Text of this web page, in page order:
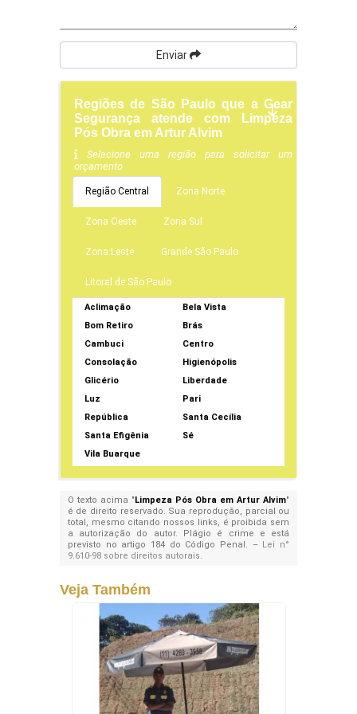
Enviar
Regiões de São Paulo que a Gear
Segurança atende com Limpeza
Pós Obra em Artur Alvim
Selecione uma região para solicitar um
orçamento
Região Central Zona Norte
Zona Oeste Zona Sul
Zona Leste Grande São Paulo
Litoral de São Paulo
Aclimação
Bela Vista
Bom Retiro
Brás
Cambuci
Centro
Consolação
Higienópolis
Glicério
Liberdade
Luz
Pari
República
Santa Cecília
Santa Efigênia
Sé
Vila Buarque
O texto acima "Limpeza Pós Obra em Artur Alvim"
é de direito reservado. Sua reprodução, parcial ou
total, mesmo citando nossos links, é proibida sem
a autorização do autor. Plágio é crime e está
previsto no artigo 184 do Código Penal. – Lei n°
9.610-98 sobre direitos autorais.
Veja Também